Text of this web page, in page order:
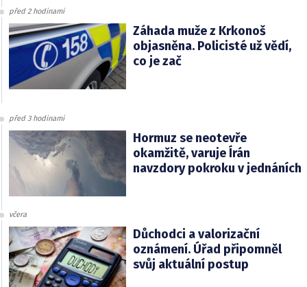
před 2 hodinami
Záhada muže z Krkonoš
objasněna. Policisté už vědí,
co je zač
před 3 hodinami
Hormuz se neotevře
okamžitě, varuje Írán
navzdory pokroku v jednáních
včera
Důchodci a valorizační
oznámení. Úřad připomněl
svůj aktuální postup